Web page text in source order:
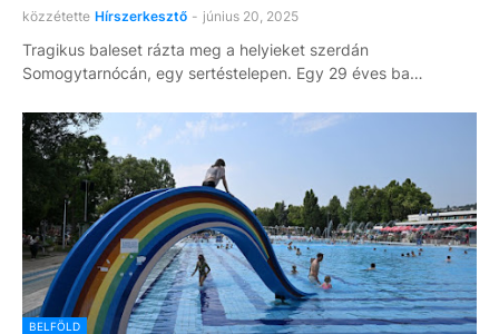
közzétette Hírszerkesztő - június 20, 2025
Tragikus baleset rázta meg a helyieket szerdán
Somogytarnócán, egy sertéstelepen. Egy 29 éves ba…
BELFÖLD